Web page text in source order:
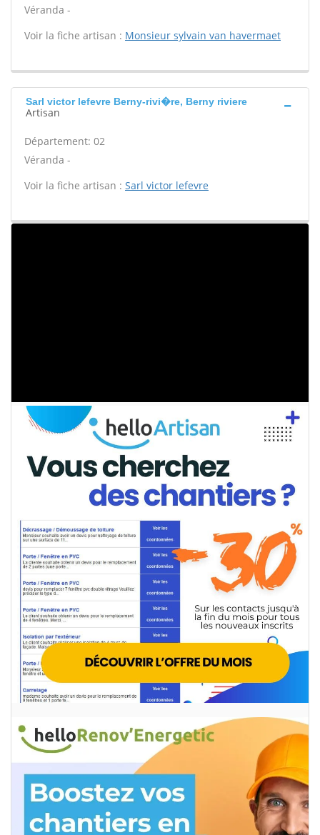
Véranda -
Voir la fiche artisan : Monsieur sylvain van havermaet
Sarl victor lefevre Berny-rivi�re, Berny riviere
Artisan
Département: 02
Véranda -
Voir la fiche artisan : Sarl victor lefevre